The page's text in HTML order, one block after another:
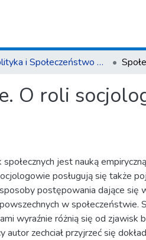
Polityka i Społeczeństwo nr 4(20)/2022
O roli
jest nauką
posługują się także
postępowania dające się
w społeczeństwie.
wyraźnie różnią się od zjawisk
autor zechciał przyjrzeć się